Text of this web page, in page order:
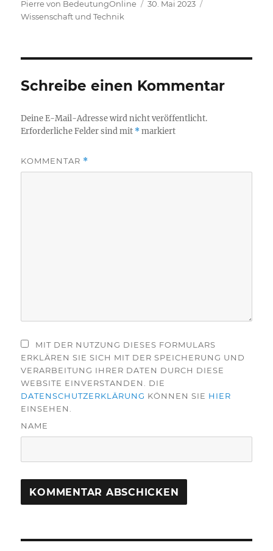
Autor
Pierre von BedeutungOnline
Veröffentlicht
30. Mai 2023
Wissenschaft und Technik
Schreibe einen Kommentar
Deine E-Mail-Adresse wird nicht veröffentlicht.
Erforderliche Felder sind mit *markiert
KOMMENTAR *
MIT DER NUTZUNG DIESES FORMULARS
ERKLÄREN SIE SICH MIT DER SPEICHERUNG UND
VERARBEITUNG IHRER DATEN DURCH DIESE
WEBSITE EINVERSTANDEN. DIE
DATENSCHUTZERKLÄRUNG KÖNNEN SIE HIER
EINSEHEN.
NAME